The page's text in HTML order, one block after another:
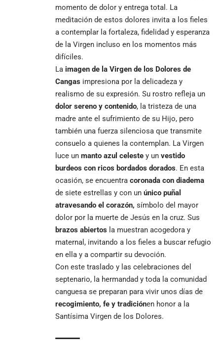
momento de dolor y entrega total. La
meditación de estos dolores invita a los fieles
a contemplar la fortaleza, fidelidad y esperanza
de la Virgen incluso en los momentos más
difíciles.
La imagen de la Virgen de los Dolores de
Cangas impresiona por la delicadeza y
realismo de su expresión. Su rostro refleja un
dolor sereno y contenido, la tristeza de una
madre ante el sufrimiento de su Hijo, pero
también una fuerza silenciosa que transmite
consuelo a quienes la contemplan. La Virgen
luce un manto azul celeste y un vestido
burdeos con ricos bordados dorados. En esta
ocasión, se encuentra coronada con diadema
de siete estrellas y con un único puñal
atravesando el corazón, símbolo del mayor
dolor por la muerte de Jesús en la cruz. Sus
brazos abiertos la muestran acogedora y
maternal, invitando a los fieles a buscar refugio
en ella y a compartir su devoción.
Con este traslado y las celebraciones del
septenario, la hermandad y toda la comunidad
canguesa se preparan para vivir unos días de
recogimiento, fe y tradiciónen honor a la
Santísima Virgen de los Dolores.